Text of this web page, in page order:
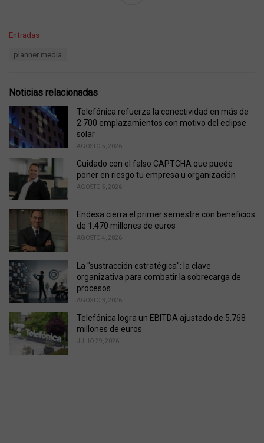
C
o
r
i
e
s
:
Entradas
:
planner media
Noticias relacionadas
Telefónica refuerza la conectividad en más de
2.700 emplazamientos con motivo del eclipse
solar
AGOSTO 5, 2026
Cuidado con el falso CAPTCHA que puede
poner en riesgo tu empresa u organización
AGOSTO 5, 2026
Endesa cierra el primer semestre con beneficios
de 1.470 millones de euros
AGOSTO 4, 2026
La "sustracción estratégica": la clave
organizativa para combatir la sobrecarga de
procesos
AGOSTO 3, 2026
Telefónica logra un EBITDA ajustado de 5.768
millones de euros
JULIO 29, 2026